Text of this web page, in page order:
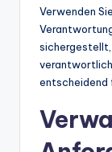
Verwenden
sichergestellt,
entscheidend